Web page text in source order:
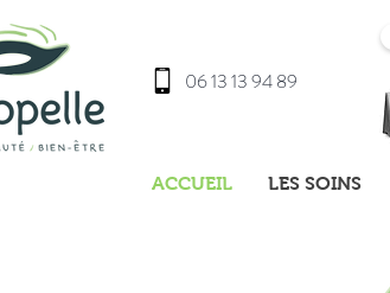
06 13 13 94 89
ACCUEIL LES SOINS